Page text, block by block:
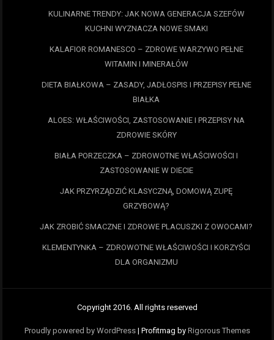
KULINARNE TRENDY: JAK NOWA GENERACJA SZEFÓW
KUCHNI WYZNACZA NOWE SMAKI
KALAFIOR ROMANESCO – ZDROWE WARZYWO PEŁNE
WITAMIN I MINERAŁÓW
DIETA BIAŁKOWA – ZASADY, JADŁOSPIS I PRZEPISY PEŁNE
BIAŁKA
ALOES: WŁAŚCIWOŚCI, ZASTOSOWANIE I PRZEPISY NA
ZDROWIE SKÓRY
BIAŁA PORZECZKA – ZDROWOTNE WŁAŚCIWOŚCI I
ZASTOSOWANIE W DIECIE
JAK PRZYRZĄDZIĆ KLASYCZNĄ, DOMOWĄ ZUPĘ
GRZYBOWĄ?
JAK ZROBIĆ SMACZNE I ZDROWE PLACUSZKI Z OWOCAMI?
KLEMENTYNKA – ZDROWOTNE WŁAŚCIWOŚCI I KORZYŚCI
DLA ORGANIZMU
Copyright 2016. All rights reserved
Proudly powered by WordPress | Profitmag by Rigorous Themes